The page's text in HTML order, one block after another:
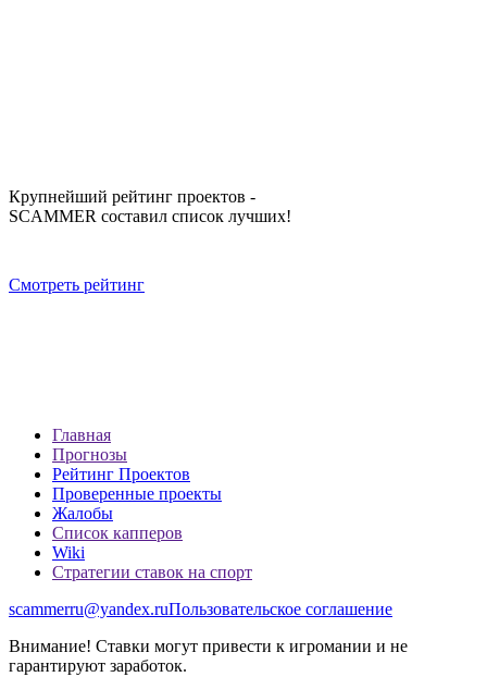
Крупнейший рейтинг проектов -
SCAMMER составил список лучших!
Смотреть рейтинг
Главная
Прогнозы
Рейтинг Проектов
Проверенные проекты
Жалобы
Список капперов
Wiki
Стратегии ставок на спорт
scammerru@yandex.ruПользовательское соглашение
Внимание! Ставки могут привести к игромании и не
гарантируют заработок.